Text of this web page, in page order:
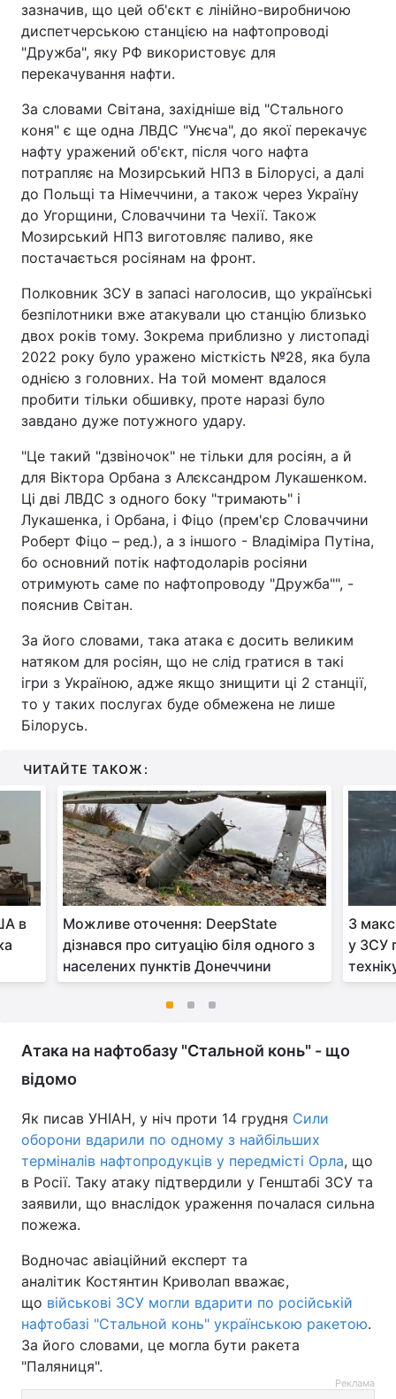
зазначив, що цей об'єкт є лінійно-виробничою
диспетчерською станцією на нафтопроводі
"Дружба", яку РФ використовує для
перекачування нафти.
За словами Світана, західніше від "Стального
коня" є ще одна ЛВДС "Унєча", до якої перекачує
нафту уражений об'єкт, після чого нафта
потрапляє на Мозирський НПЗ в Білорусі, а далі
до Польщі та Німеччини, а також через Україну
до Угорщини, Словаччини та Чехії. Також
Мозирський НПЗ виготовляє паливо, яке
постачається росіянам на фронт.
Полковник ЗСУ в запасі наголосив, що українські
безпілотники вже атакували цю станцію близько
двох років тому. Зокрема приблизно у листопаді
2022 року було уражено місткість №28, яка була
однією з головних. На той момент вдалося
пробити тільки обшивку, проте наразі було
завдано дуже потужного удару.
"Це такий "дзвіночок" не тільки для росіян, а й
для Віктора Орбана з Алєксандром Лукашенком.
Ці дві ЛВДС з одного боку "тримають" і
Лукашенка, і Орбана, і Фіцо (прем'єр Словаччини
Роберт Фіцо – ред.), а з іншого - Владіміра Путіна,
бо основний потік нафтодоларів росіяни
отримують саме по нафтопроводу "Дружба"", -
пояснив Світан.
За його словами, така атака є досить великим
натяком для росіян, що не слід гратися в такі
ігри з Україною, адже якщо знищити ці 2 станції,
то у таких послугах буде обмежена не лише
Білорусь.
ЧИТАЙТЕ ТАКОЖ:
в
Можливе оточення: DeepState
дізнався про ситуацію біля одного з
населених пунктів Донеччини
З
у ЗСУ
Атака на нафтобазу "Стальной конь" - що
відомо
Як писав УНІАН, у ніч проти 14 грудня Сили
оборони вдарили по одному з найбільших
терміналів нафтопродукців у передмісті Орла, що
в Росії. Таку атаку підтвердили у Генштабі ЗСУ та
заявили, що внаслідок ураження почалася сильна
пожежа.
Водночас авіаційний експерт та
аналітик Костянтин Криволап вважає,
що військові ЗСУ могли вдарити по російській
нафтобазі "Стальной конь" українською ракетою.
За його словами, це могла бути ракета
"Паляниця".
Реклама